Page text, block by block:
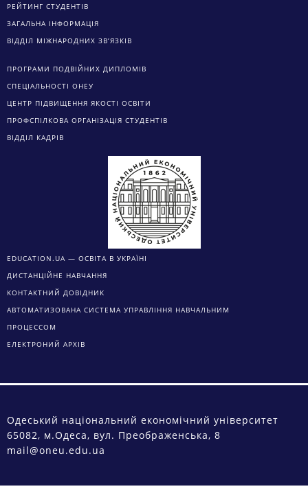
РЕЙТИНГ СТУДЕНТІВ
ЗАГАЛЬНА ІНФОРМАЦІЯ
ВІДДІЛ МІЖНАРОДНИХ ЗВ’ЯЗКІВ
ПРОГРАМИ ПОДВІЙНИХ ДИПЛОМІВ
СПЕЦІАЛЬНОСТІ ОНЕУ
ЦЕНТР ПІДВИЩЕННЯ ЯКОСТІ ОСВІТИ
ПРОФСПІЛКОВА ОРГАНІЗАЦІЯ СТУДЕНТІВ
ВІДДІЛ КАДРІВ
EDUCATION.UA — ОСВІТА В УКРАЇНІ
ДИСТАНЦІЙНЕ НАВЧАННЯ
КОНТАКТНИЙ ДОВІДНИК
АВТОМАТИЗОВАНА СИСТЕМА УПРАВЛІННЯ НАВЧАЛЬНИМ
ПРОЦЕССОМ
ЕЛЕКТРОНИЙ АРХІВ
Одеський національний економічний університет
65082, м.Одеса, вул. Преображенська, 8
mail@oneu.edu.ua